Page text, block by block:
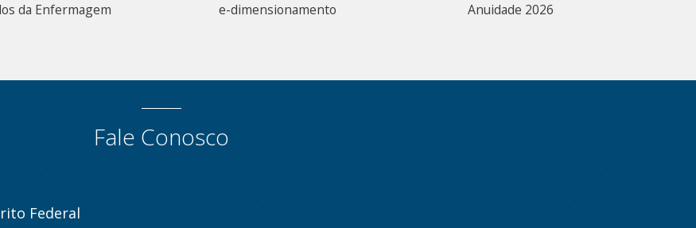
da Enfermagem e-dimensionamento Anuidade 2026
Fale Conosco
Federal